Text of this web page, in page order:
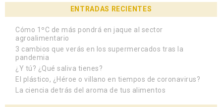
ENTRADAS RECIENTES
Cómo 1ºC de más pondrá en jaque al sector
agroalimentario
3 cambios que verás en los supermercados tras la
pandemia
¿Y tú? ¿Qué saliva tienes?
El plástico, ¿Héroe o villano en tiempos de coronavirus?
La ciencia detrás del aroma de tus alimentos